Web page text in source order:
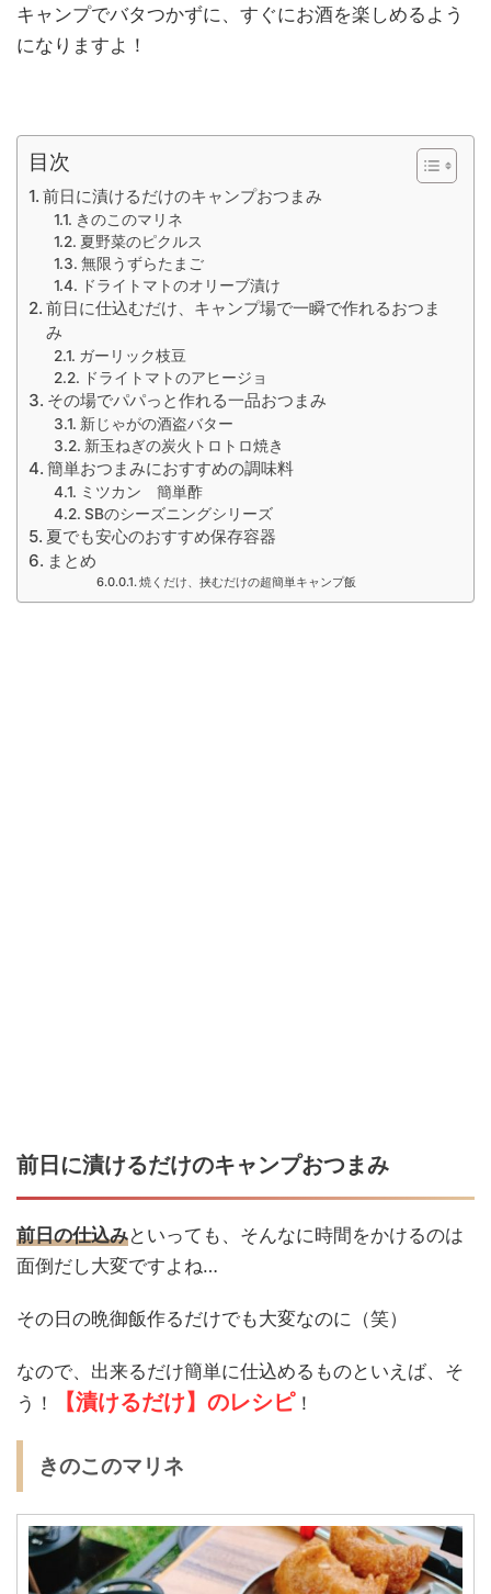
キャンプでバタつかずに、すぐにお酒を楽しめるよう
になりますよ！
目次
前日に漬けるだけのキャンプおつまみ
きのこのマリネ
夏野菜のピクルス
無限うずらたまご
ドライトマトのオリーブ漬け
前日に仕込むだけ、キャンプ場で一瞬で作れるおつま
み
ガーリック枝豆
ドライトマトのアヒージョ
その場でパパっと作れる一品おつまみ
新じゃがの酒盗バター
新玉ねぎの炭火トロトロ焼き
簡単おつまみにおすすめの調味料
ミツカン 簡単酢
SBのシーズニングシリーズ
夏でも安心のおすすめ保存容器
まとめ
焼くだけ、挟むだけの超簡単キャンプ飯
前日に漬けるだけのキャンプおつまみ
前日の仕込みといっても、そんなに時間をかけるのは
面倒だし大変ですよね…
その日の晩御飯作るだけでも大変なのに（笑）
なので、出来るだけ簡単に仕込めるものといえば、そ
う！
【漬けるだけ】のレシピ！
きのこのマリネ